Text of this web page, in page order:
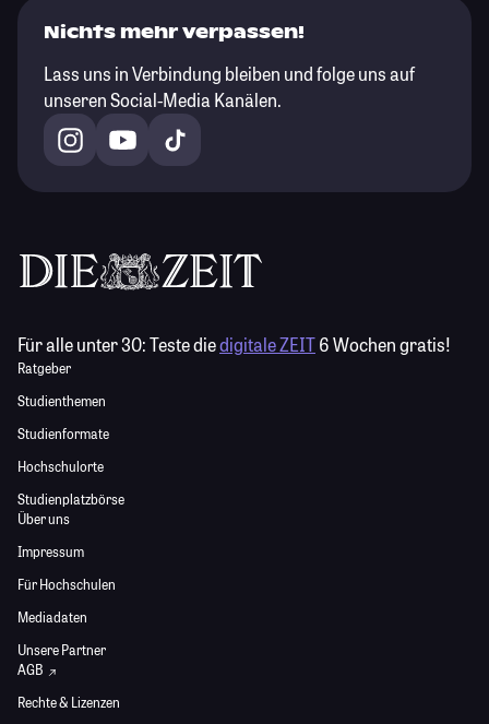
Nichts mehr verpassen!
Lass uns in Verbindung bleiben und folge uns auf
unseren Social-Media Kanälen.
Für alle unter 30:Teste diedigitale ZEIT6 Wochen gratis!
Ratgeber
Studienthemen
Studienformate
Hochschulorte
Studienplatzbörse
Über uns
Impressum
Für Hochschulen
Mediadaten
Unsere Partner
AGB
Rechte & Lizenzen